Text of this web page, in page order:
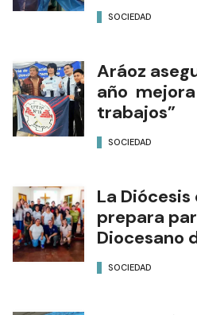
SOCIEDAD
Aráoz
año
trabajos”
SOCIEDAD
La Diócesis
prepara
Diocesano
SOCIEDAD